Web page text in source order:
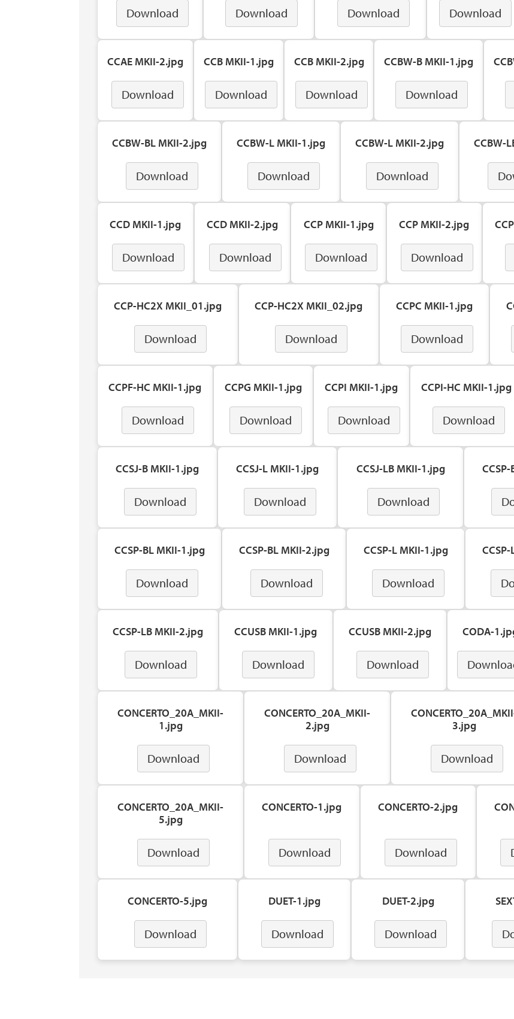
Download Download Download Download
CCAE MKII-2.jpg
Download
CCB MKII-1.jpg
Download
CCB MKII-2.jpg
Download
CCBW-B MKII-1.jpg
Download
CCBW-BL MKII-2.jpg
Download
CCBW-L MKII-1.jpg
Download
CCBW-L MKII-2.jpg
Download
CCBW-
CCD MKII-1.jpg
Download
CCD MKII-2.jpg
Download
CCP MKII-1.jpg
Download
CCP MKII-2.jpg
Download
CCP-HC2X MKII_01.jpg
Download
CCP-HC2X MKII_02.jpg
Download
CCPC MKII-1.jpg
Download
CCPF-HC MKII-1.jpg
Download
CCPG MKII-1.jpg
Download
CCPI MKII-1.jpg
Download
CCPI-HC MKII-1.jpg
Download
CCSJ-B MKII-1.jpg
Download
CCSJ-L MKII-1.jpg
Download
CCSJ-LB MKII-1.jpg
Download
CCSP-BL MKII-1.jpg
Download
CCSP-BL MKII-2.jpg
Download
CCSP-L MKII-1.jpg
Download
CCSP-LB MKII-2.jpg
Download
CCUSB MKII-1.jpg
Download
CCUSB MKII-2.jpg
Download
CODA-
CONCERTO_20A_MKII-
1.jpg
Download
CONCERTO_20A_MKII-
2.jpg
Download
3.jpg
Download
CONCERTO_20A_MKII-
5.jpg
Download
CONCERTO-1.jpg
Download
CONCERTO-2.jpg
Download
CONCERTO-5.jpg
Download
DUET-1.jpg
Download
DUET-2.jpg
Download